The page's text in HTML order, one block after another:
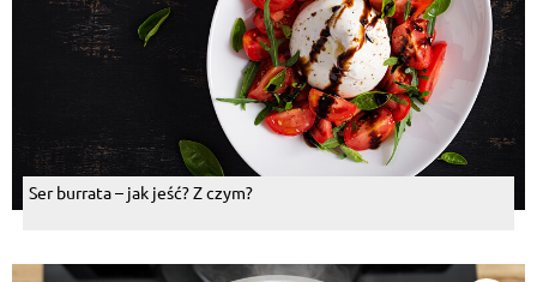
Ser burrata – jak jeść? Z czym?